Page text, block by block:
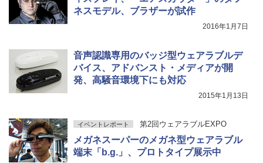
ネスモデル、ブラザーが試作
2016年1月7日
音声認識専用のバッジ型ウェアラブルデ
バイス、アドバンスト・メディアが開
発、高騒音環境下にも対応
2015年1月13日
イベントレポート 第2回ウェアラブルEXPO
メガネスーパーのメガネ型ウェアラブル
端末「b.g.」、プロトタイプ展示中